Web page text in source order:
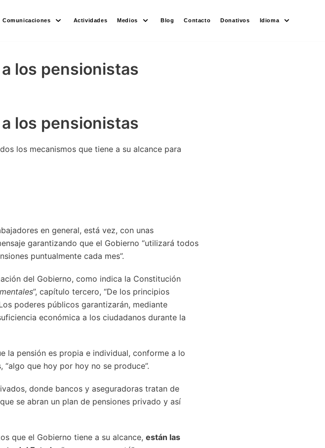
Comunicaciones Actividades Medios Blog Contacto Donativos Idioma
los pensionistas
los pensionistas
los mecanismos que tiene a su alcance para
en general, está vez, con unas
garantizando que el Gobierno “utilizará todos
puntualmente cada mes”.
del Gobierno, como indica la Constitución
”, capítulo tercero, “De los principios
poderes públicos garantizarán, mediante
económica a los ciudadanos durante la
la pensión es propia e individual, conforme a lo
que hoy por hoy no se produce”.
donde bancos y aseguradoras tratan de
se abran un plan de pensiones privado y así
que el Gobierno tiene a su alcance, están las